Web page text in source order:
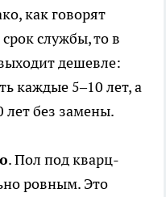
как говорят
службы, то в
дешевле:
каждые 5–10 лет, а
без замены.
. Пол под кварц-
ровным. Это